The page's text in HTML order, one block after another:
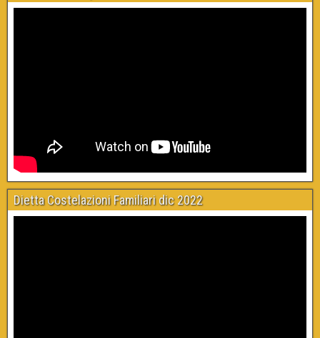
Dietta Costelazioni Familiari dic 2022